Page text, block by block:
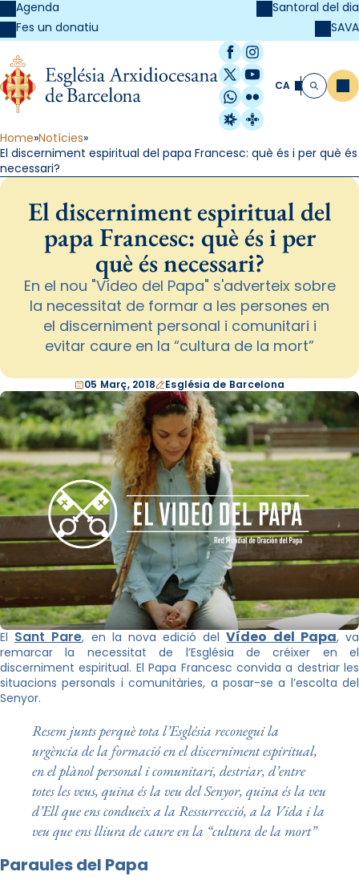
Agenda
Fes un donatiu
Santoral del dia
SAVA
Facebook
Instagram
X / Twitter
YouTube
WhatsApp
Flickr
Radio Estel
Catalunya
CA Cerca
Home Notícies
El discerniment espiritual del papa Francesc: què és i per què és
necessari?
El discerniment espiritual del
papa Francesc: què és i per
què és necessari?
En el nou "Vídeo del Papa" s'adverteix sobre
la necessitat de formar a les persones en
el discerniment personal i comunitari i
evitar caure en la “cultura de la mort”
05 Març, 2018 Església de Barcelona
El Sant Pare, en la nova edició delVídeo del Papa, va
remarcar la necessitat de l’Església de créixer en el
discerniment espiritual. El Papa Francesc convida a destriar les
situacions personals i comunitàries, a posar-se a l’escolta del
Senyor.
Resem junts perquè tota l’Església reconegui la
urgència de la formació en el discerniment espiritual,
en el plànol personal i comunitari, destriar, d’entre
totes les veus, quina és la veu del Senyor, quina és la veu
d’Ell que ens condueix a la Ressurrecció, a la Vida i la
veu que ens lliura de caure en la “cultura de la mort”
Paraules del Papa